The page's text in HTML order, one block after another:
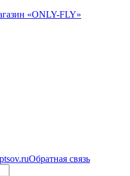
«ONLY-FLY»
Обратная связь